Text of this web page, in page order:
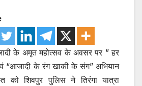
के अमृत महोत्सव के अवसर पर ” हर
“आजादी के रंग खाकी के संग” अभियान
शिवपुर पुलिस ने तिरंगा यात्रा